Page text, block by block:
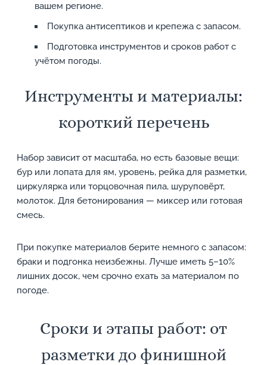
вашем регионе.
Покупка антисептиков и крепежа с запасом.
Подготовка инструментов и сроков работ с
учётом погоды.
Инструменты и материалы:
короткий перечень
Набор зависит от масштаба, но есть базовые вещи:
бур или лопата для ям, уровень, рейка для разметки,
циркулярка или торцовочная пила, шуруповёрт,
молоток. Для бетонирования — миксер или готовая
смесь.
При покупке материалов берите немного с запасом:
браки и подгонка неизбежны. Лучше иметь 5–10%
лишних досок, чем срочно ехать за материалом по
погоде.
Сроки и этапы работ: от
разметки до финишной